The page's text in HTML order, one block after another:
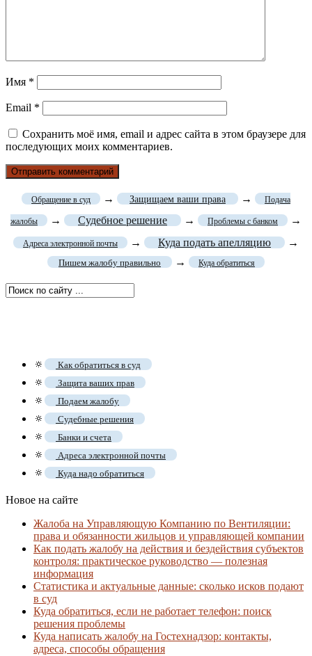
Имя *
Email *
Сохранить моё имя, email и адрес сайта в этом браузере для
последующих моих комментариев.
Обращение в суд → Защищаем ваши права → Подача
жалобы → Судебное решение → Проблемы с банком →
Адреса электронной почты → Куда подать апелляцию →
Пишем жалобу правильно → Куда обратиться
🔅 Как обратиться в суд
🔅 Защита ваших прав
🔅 Подаем жалобу
🔅 Судебные решения
🔅 Банки и счета
🔅 Адреса электронной почты
🔅 Куда надо обратиться
Новое на сайте
Жалоба на Управляющую Компанию по Вентиляции:
права и обязанности жильцов и управляющей компании
Как подать жалобу на действия и бездействия субъектов
контроля: практическое руководство — полезная
информация
Статистика и актуальные данные: сколько исков подают
в суд
Куда обратиться, если не работает телефон: поиск
решения проблемы
Куда написать жалобу на Гостехнадзор: контакты,
адреса, способы обращения